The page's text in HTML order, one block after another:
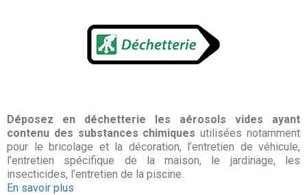
Déposez en déchetterie les aérosols vides ayant
contenu des substances chimiques utilisées notamment
pour le bricolage et la décoration, l’entretien de véhicule,
l’entretien spécifique de la maison, le jardinage, les
insecticides, l’entretien de la piscine.
En savoir plus